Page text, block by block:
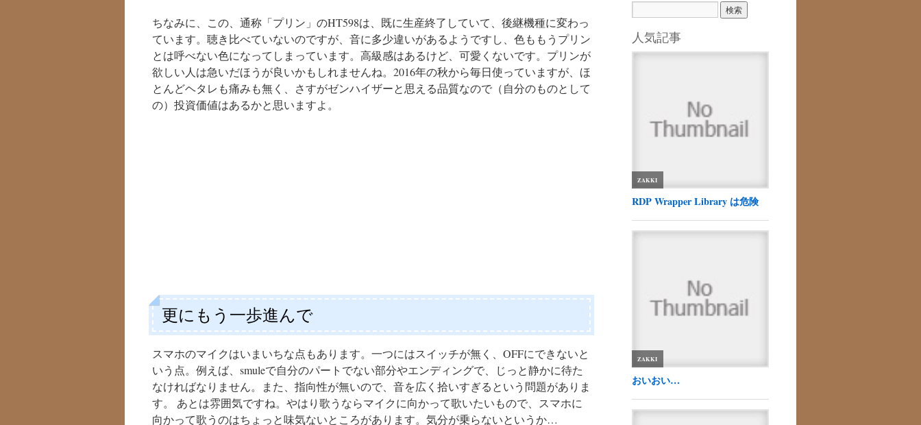
ちなみに、この、通称「プリン」のHT598は、既に生産終了していて、後継機種に変わっ
ています。聴き比べていないのですが、音に多少違いがあるようですし、色ももうプリン
とは呼べない色になってしまっています。高級感はあるけど、可愛くないです。プリンが
欲しい人は急いだほうが良いかもしれませんね。2016年の秋から毎日使っていますが、ほ
とんどヘタレも痛みも無く、さすがゼンハイザーと思える品質なので（自分のものとして
の）投資価値はあるかと思いますよ。
更にもう一歩進んで
スマホのマイクはいまいちな点もあります。一つにはスイッチが無く、OFFにできないと
いう点。例えば、smuleで自分のパートでない部分やエンディングで、じっと静かに待た
なければなりません。また、指向性が無いので、音を広く拾いすぎるという問題がありま
す。 あとは雰囲気ですね。やはり歌うならマイクに向かって歌いたいもので、スマホに
向かって歌うのはちょっと味気ないところがあります。気分が乗らないというか…
リ
ー
人気記事